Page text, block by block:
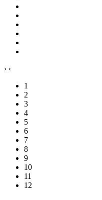
› ‹
1
2
3
4
5
6
7
8
9
10
11
12